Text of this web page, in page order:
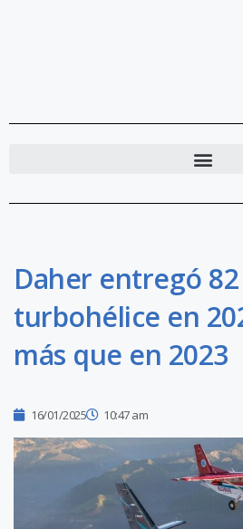
Daher entregó
turbohélice en
más que en 2023
16/01/2025 10:47 am